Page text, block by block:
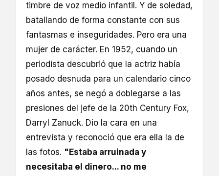
timbre de voz medio infantil. Y de soledad,
batallando de forma constante con sus
fantasmas e inseguridades. Pero era una
mujer de carácter. En 1952, cuando un
periodista descubrió que la actriz había
posado desnuda para un calendario cinco
años antes, se negó a doblegarse a las
presiones del jefe de la 20th Century Fox,
Darryl Zanuck. Dio la cara en una
entrevista y reconoció que era ella la de
las fotos. "Estaba arruinada y
necesitaba el dinero... no me